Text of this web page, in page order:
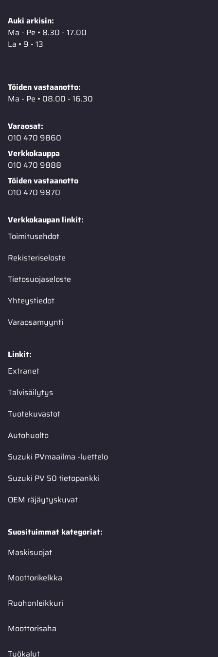
Auki arkisin:
Ma - Pe • 8.30 - 17.00
La • 9 - 13
Töiden vastaanotto:
Ma - Pe • 08.00 - 16.30
Varaosat:
010 470 9860
Verkkokauppa
010 470 9888
Töiden vastaanotto
010 470 9870
Verkkokaupan linkit:
Toimitusehdot
Rekisteriseloste
Tietosuojaseloste
Yhteystiedot
Varaosamyynti
Linkit:
Extranet
Talvisäilytys
Tuotekuvastot
Autohuolto
Suzuki PVmaailma -luettelo
Suzuki PV 50 tietopankki
OEM räjäytyskuvat
Suosituimmat kategoriat:
Maskisuojat
Moottorikelkka
Ruohonleikkuri
Moottorisaha
Työkalut